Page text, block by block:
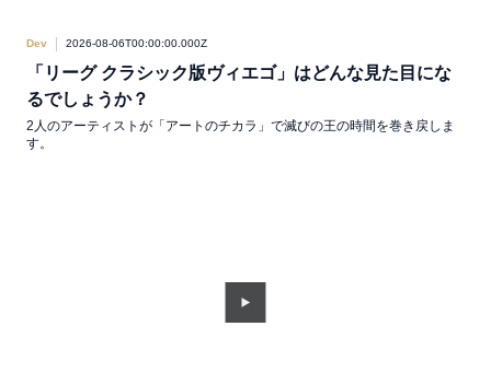
Dev 2026-08-06T00:00:00.000Z
「リーグ クラシック版ヴィエゴ」はどんな見た目にな
るでしょうか？
2人のアーティストが「アートのチカラ」で滅びの王の時間を巻き戻しま
す。